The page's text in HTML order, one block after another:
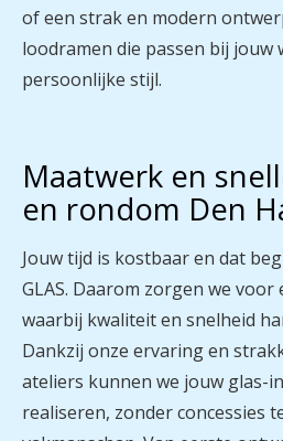
of een strak en modern
loodramen die passen bij jouw
persoonlijke stijl.
Maatwerk en
en rondom Den
Jouw tijd is kostbaar en dat
GLAS. Daarom zorgen we
waarbij kwaliteit en snelheid
Dankzij onze ervaring en
ateliers kunnen we jouw glas-
realiseren, zonder concessies